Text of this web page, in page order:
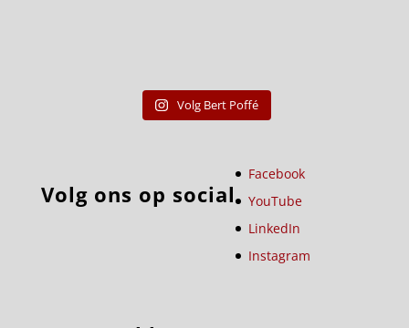
Volg Bert Poffé
Volg ons op social
Facebook
YouTube
LinkedIn
Instagram